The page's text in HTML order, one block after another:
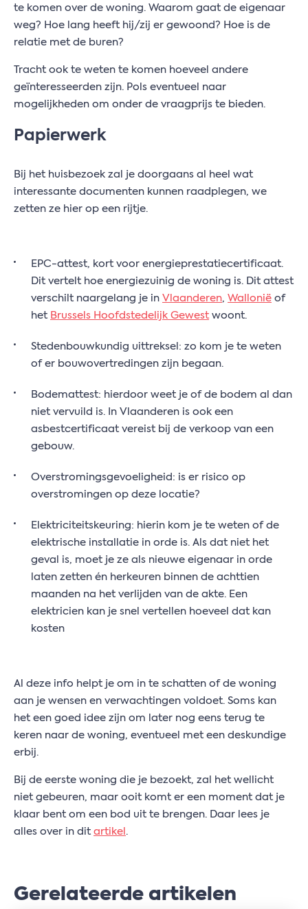
te komen over de woning. Waarom gaat de eigenaar
weg? Hoe lang heeft hij/zij er gewoond? Hoe is de
relatie met de buren?
Tracht ook te weten te komen hoeveel andere
geïnteresseerden zijn. Pols eventueel naar
mogelijkheden om onder de vraagprijs te bieden.
Papierwerk
Bij het huisbezoek zal je doorgaans al heel wat
interessante documenten kunnen raadplegen, we
zetten ze hier op een rijtje.
EPC-attest, kort voor energieprestatiecertificaat.
Dit vertelt hoe energiezuinig de woning is. Dit attest
verschilt naargelang je in Vlaanderen, Wallonië of
het Brussels Hoofdstedelijk Gewest woont.
Stedenbouwkundig uittreksel: zo kom je te weten
of er bouwovertredingen zijn begaan.
Bodemattest: hierdoor weet je of de bodem al dan
niet vervuild is. In Vlaanderen is ook een
asbestcertificaat vereist bij de verkoop van een
gebouw.
Overstromingsgevoeligheid: is er risico op
overstromingen op deze locatie?
Elektriciteitskeuring: hierin kom je te weten of de
elektrische installatie in orde is. Als dat niet het
geval is, moet je ze als nieuwe eigenaar in orde
laten zetten én herkeuren binnen de achttien
maanden na het verlijden van de akte. Een
elektricien kan je snel vertellen hoeveel dat kan
kosten
Al deze info helpt je om in te schatten of de woning
aan je wensen en verwachtingen voldoet. Soms kan
het een goed idee zijn om later nog eens terug te
keren naar de woning, eventueel met een deskundige
erbij.
Bij de eerste woning die je bezoekt, zal het wellicht
niet gebeuren, maar ooit komt er een moment dat je
klaar bent om een bod uit te brengen. Daar lees je
alles over in dit artikel .
Gerelateerde artikelen